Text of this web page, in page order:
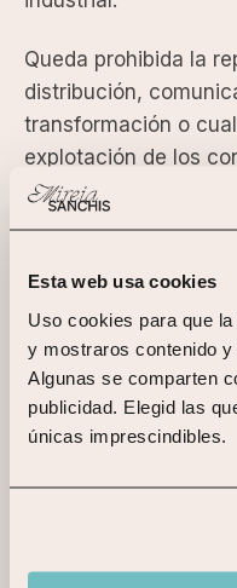
Esta web usa cookies
Uso cookies para que
y mostraros contenido y
Algunas se comparten
publicidad. Elegid las
únicas imprescindibles.
Queda prohibida la
distribución,
transformación o
explotación de los
expresa y por escrito
Para cualquier
posibles
propiedad intelectual
los contenidos del
EXENCIÓN DE